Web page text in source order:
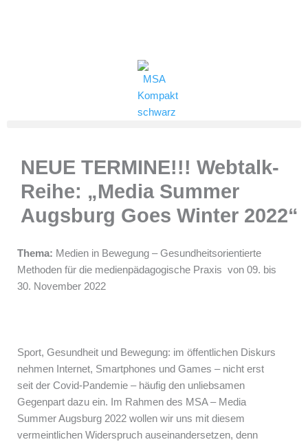
NEUE TERMINE!!! Webtalk-
Reihe: „Media Summer
Augsburg Goes Winter 2022“
Thema: Medien in Bewegung – Gesundheitsorientierte
Methoden für die medienpädagogische Praxis von 09. bis
30. November 2022
Sport, Gesundheit und Bewegung: im öffentlichen Diskurs
nehmen Internet, Smartphones und Games – nicht erst
seit der Covid-Pandemie – häufig den unliebsamen
Gegenpart dazu ein. Im Rahmen des MSA – Media
Summer Augsburg 2022 wollen wir uns mit diesem
vermeintlichen Widerspruch auseinandersetzen, denn